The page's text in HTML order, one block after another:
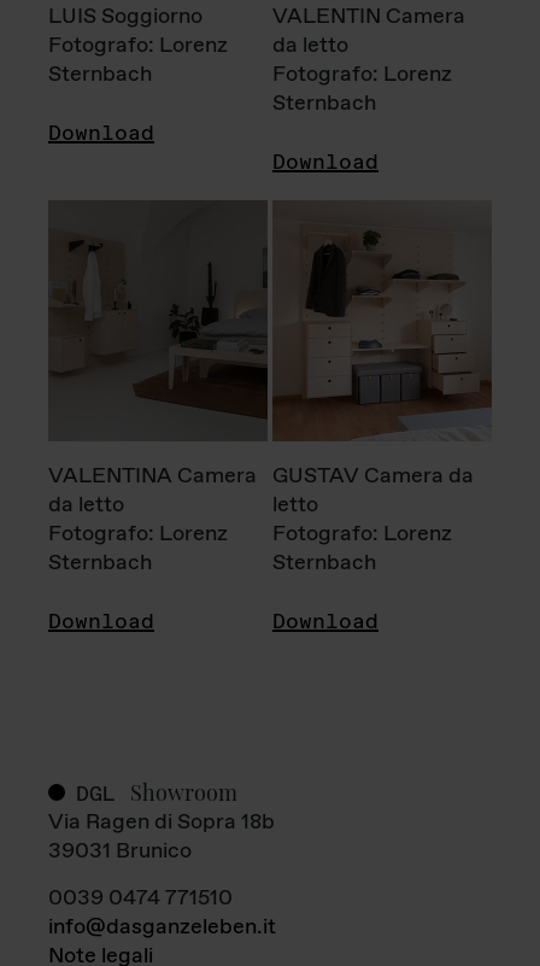
LUIS Soggiorno
Fotografo: Lorenz
Sternbach
Download
VALENTIN Camera
da letto
Fotografo: Lorenz
Sternbach
Download
VALENTINA Camera
da letto
Fotografo: Lorenz
Sternbach
Download
GUSTAV Camera da
letto
Fotografo: Lorenz
Sternbach
Download
DGL Showroom
Via Ragen di Sopra 18b
39031 Brunico
0039 0474 771510
info@dasganzeleben.it
Note legali